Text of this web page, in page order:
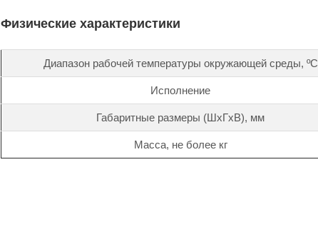
Физические характеристики
Диапазон рабочей температуры окружающей среды, ºС
Исполнение
Габаритные размеры (ШхГхВ), мм
Масса, не более кг